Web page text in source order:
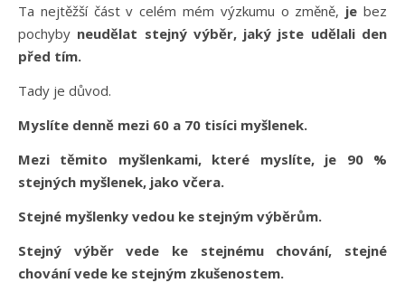
Ta nejtěžší část v celém mém výzkumu o změně, jebez
pochyby neudělat stejný výběr, jaký jste udělali den
před tím.
Tady je důvod.
Myslíte denně mezi 60 a 70 tisíci myšlenek.
Mezi těmito myšlenkami, které myslíte, je 90 %
stejných myšlenek, jako včera.
Stejné myšlenky vedou ke stejným výběrům.
Stejný výběr vede ke stejnému chování, stejné
chování vede ke stejným zkušenostem.